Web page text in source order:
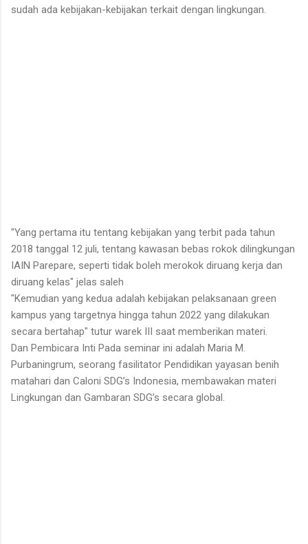
sudah ada kebijakan-kebijakan terkait dengan lingkungan.
"Yang pertama itu tentang kebijakan yang terbit pada tahun
2018 tanggal 12 juli, tentang kawasan bebas rokok dilingkungan
IAIN Parepare, seperti tidak boleh merokok diruang kerja dan
diruang kelas" jelas saleh
"Kemudian yang kedua adalah kebijakan pelaksanaan green
kampus yang targetnya hingga tahun 2022 yang dilakukan
secara bertahap" tutur warek III saat memberikan materi.
Dan Pembicara Inti Pada seminar ini adalah Maria M.
Purbaningrum, seorang fasilitator Pendidikan yayasan benih
matahari dan Caloni SDG’s Indonesia, membawakan materi
Lingkungan dan Gambaran SDG’s secara global.